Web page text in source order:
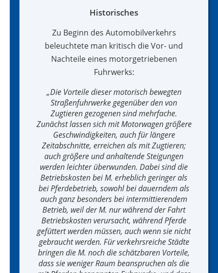
Historisches
Zu Beginn des Automobilverkehrs
beleuchtete man kritisch die Vor- und
Nachteile eines motorgetriebenen
Fuhrwerks:
Die Vorteile dieser motorisch bewegten
Straßenfuhrwerke gegenüber den von
Zugtieren gezogenen sind mehrfache.
Zunächst lassen sich mit Motorwagen größere
Geschwindigkeiten, auch für längere
Zeitabschnitte, erreichen als mit Zugtieren;
auch größere und anhaltende Steigungen
werden leichter überwunden. Dabei sind die
Betriebskosten bei M. erheblich geringer als
bei Pferdebetrieb, sowohl bei dauerndem als
auch ganz besonders bei intermittierendem
Betrieb, weil der M. nur während der Fahrt
Betriebskosten verursacht, während Pferde
gefüttert werden müssen, auch wenn sie nicht
gebraucht werden. Für verkehrsreiche Städte
bringen die M. noch die schätzbaren Vorteile,
dass sie weniger Raum beanspruchen als die